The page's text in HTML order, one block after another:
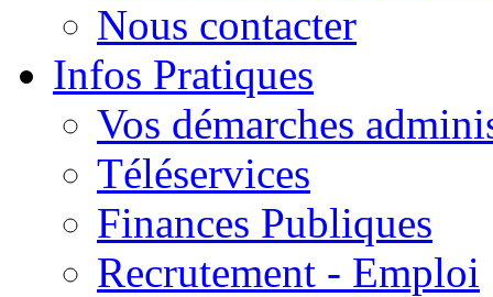
Nous contacter
Infos Pratiques
Vos démarches
Téléservices
Finances Publiques
Recrutement - Emploi